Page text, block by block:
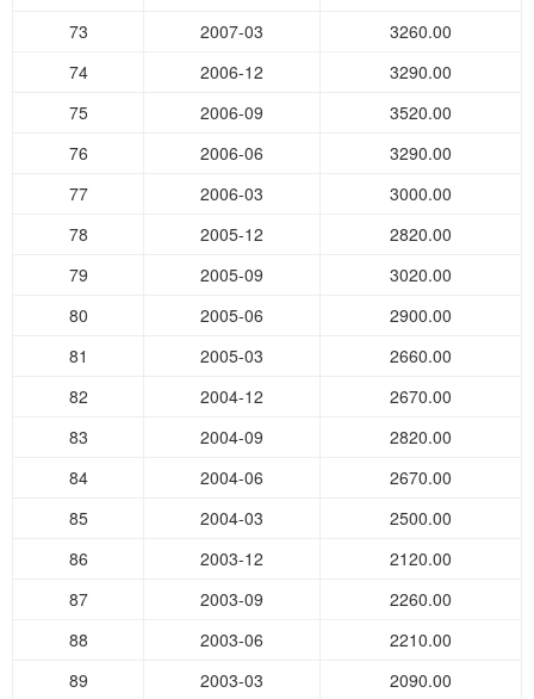
73
2007-03
3260.00
74
2006-12
3290.00
75
2006-09
3520.00
76
2006-06
3290.00
77
2006-03
3000.00
78
2005-12
2820.00
79
2005-09
3020.00
80
2005-06
2900.00
81
2005-03
2660.00
82
2004-12
2670.00
83
2004-09
2820.00
84
2004-06
2670.00
85
2004-03
2500.00
86
2003-12
2120.00
87
2003-09
2260.00
88
2003-06
2210.00
89
2003-03
2090.00